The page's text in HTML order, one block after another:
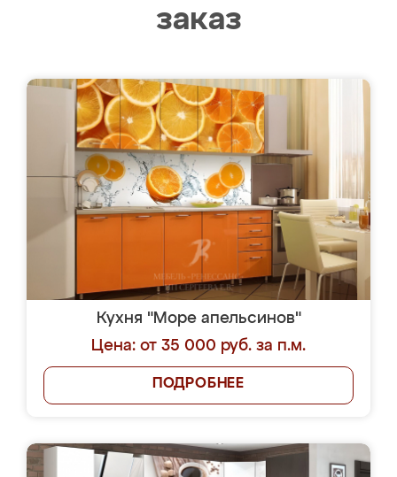
заказ
Кухня "Море апельсинов"
Цена: от 35 000 руб. за п.м.
ПОДРОБНЕЕ